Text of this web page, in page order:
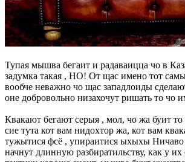
Тупая мышва бегаит и радаваицца чо в
задумка такая , НО! От щас имено тот
вообче неважно чо щас западлоиды
оне добровольно низахочут ришать то
Квакают бегают серыя , мол, чо жа буит
сие тута кот вам нидохтор жа, кот вам
тужытися фсё , упираитися ыхыхы Ничаво
начнут длинную разбиратильству, как у